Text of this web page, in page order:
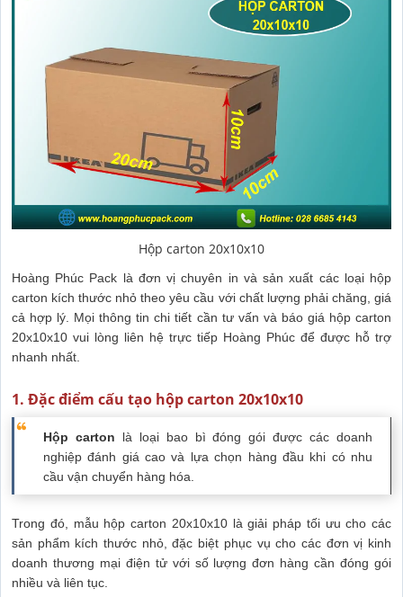
Hộp carton 20x10x10
Hoàng Phúc Pack là đơn vị chuyên in và sản xuất các loại hộp
carton kích thước nhỏ theo yêu cầu với chất lượng phải chăng, giá
cả hợp lý. Mọi thông tin chi tiết cần tư vấn và báo giá hộp carton
20x10x10 vui lòng liên hệ trực tiếp Hoàng Phúc để được hỗ trợ
nhanh nhất.
1. Đặc điểm cấu tạo hộp carton 20x10x10
Hộp carton là loại bao bì đóng gói được các doanh
nghiệp đánh giá cao và lựa chọn hàng đầu khi có nhu
cầu vận chuyển hàng hóa.
Trong đó, mẫu hộp carton 20x10x10 là giải pháp tối ưu cho các
sản phẩm kích thước nhỏ, đặc biệt phục vụ cho các đơn vị kinh
doanh thương mại điện tử với số lượng đơn hàng cần đóng gói
nhiều và liên tục.